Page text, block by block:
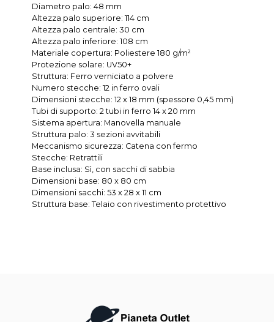
Diametro palo: 48 mm
Altezza palo superiore: 114 cm
Altezza palo centrale: 30 cm
Altezza palo inferiore: 108 cm
Materiale copertura: Poliestere 180 g/m²
Protezione solare: UV50+
Struttura: Ferro verniciato a polvere
Numero stecche: 12 in ferro ovali
Dimensioni stecche: 12 x 18 mm (spessore 0,45 mm)
Tubi di supporto: 2 tubi in ferro 14 x 20 mm
Sistema apertura: Manovella manuale
Struttura palo: 3 sezioni avvitabili
Meccanismo sicurezza: Catena con fermo
Stecche: Retrattili
Base inclusa: Sì, con sacchi di sabbia
Dimensioni base: 80 x 80 cm
Dimensioni sacchi: 53 x 28 x 11 cm
Struttura base: Telaio con rivestimento protettivo